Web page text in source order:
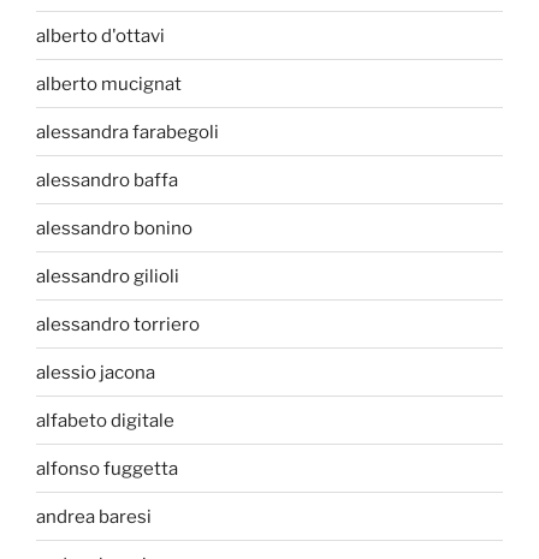
alberto d'ottavi
alberto mucignat
alessandra farabegoli
alessandro baffa
alessandro bonino
alessandro gilioli
alessandro torriero
alessio jacona
alfabeto digitale
alfonso fuggetta
andrea baresi